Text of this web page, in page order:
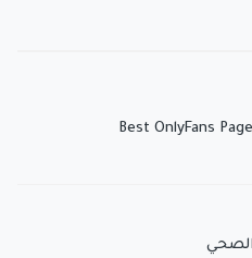
Best OnlyFans
الصحي